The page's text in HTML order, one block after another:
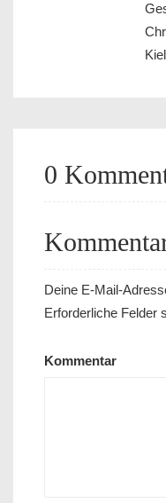
Kiel
0
Deine E-Mail-
Erforderliche Felder
Kommentar